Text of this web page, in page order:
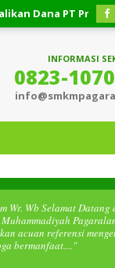
PT Priority
INFORMASI
0823-
Wr. Wb Selamat Datang
acuan referensi
bermanfaat...."